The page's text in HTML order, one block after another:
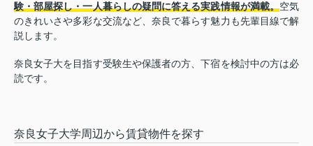
験・部屋探し・一人暮らしの疑問に答える実践情報が満載。空気
のきれいさや多彩な交流など、奈良で暮らす魅力も先輩目線で解
説します。
奈良女子大を目指す受験生や保護者の方、下宿を検討中の方は必
読です。
奈良女子大学周辺から賃貸物件を探す